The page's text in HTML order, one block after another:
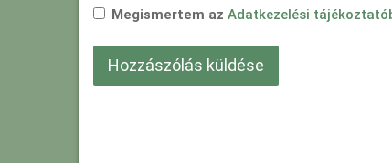
Megismertem az Adatkezelési